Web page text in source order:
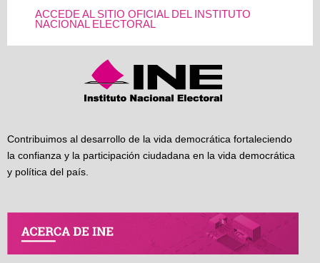
ACCEDE AL SITIO OFICIAL DEL INSTITUTO
NACIONAL ELECTORAL
Contribuimos al desarrollo de la vida democrática fortaleciendo
la confianza y la participación ciudadana en la vida democrática
y política del país.